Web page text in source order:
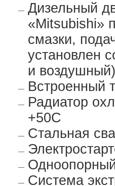
Дизельный
«Mitsubishi»
смазки,
установлен
и воздушный)
Встроенный
Радиатор
+50С
Стальная
Система